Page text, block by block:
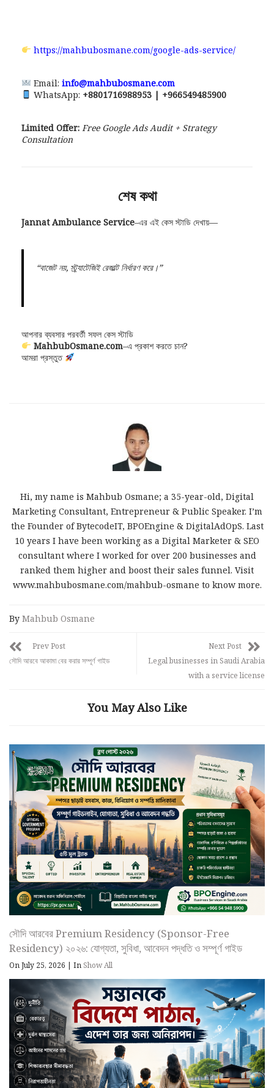
https://mahbubosmane.com/google-ads-service/
Email: info@mahbubosmane.com
WhatsApp: +8801716988953 | +966549485900
Limited Offer: Free Google Ads Audit + Strategy
Consultation
শেষ কথা
Jannat Ambulance Service–এর এই কেস স্টাডি দেখায়—
“বাজেট নয়, স্ট্র্যাটেজিই রেজাল্ট নির্ধারণ করে।”
আপনার ব্যবসার পরবর্তী সফল কেস স্টাডি
MahbubOsmane.com–এ প্রকাশ করতে চান?
আমরা প্রস্তুত
Hi, my name is Mahbub Osmane; a 35-year-old, Digital
Marketing Consultant, Entrepreneur & Public Speaker. I’m
the Founder of BytecodeIT, BPOEngine & DigitalAdOpS. Last
10 years I have been working as a Digital Marketer & SEO
consultant where I worked for over 200 businesses and
ranked them higher and boost their sales funnel. Visit
www.mahbubosmane.com/mahbub-osmane to know more.
By Mahbub Osmane
Prev Post
সৌদি আরবে আকামা বের করার সম্পূর্ণ গাইড
Next Post
Legal businesses in Saudi Arabia
with a service license
You May Also Like
সৌদি আরবের Premium Residency (Sponsor-Free
Residency) ২০২৬: যোগ্যতা, সুবিধা, আবেদন পদ্ধতি ও সম্পূর্ণ গাইড
On July 25, 2026 | InShow All